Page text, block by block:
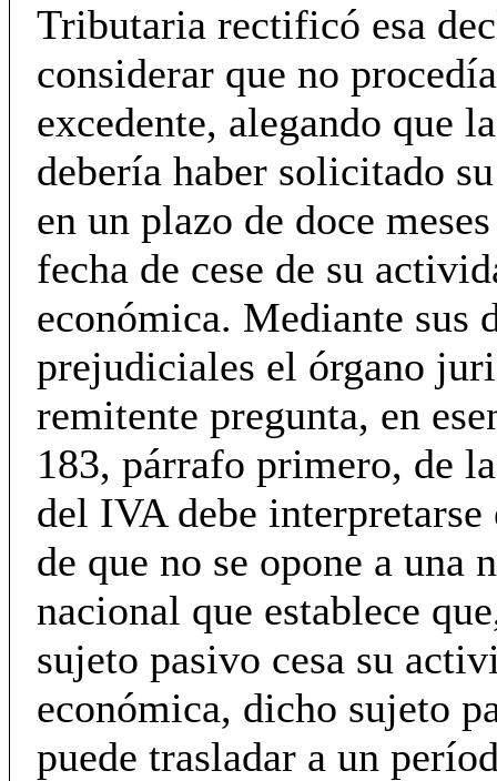
Tributaria rectificó esa
considerar que no
excedente, alegando que
debería haber solicitado
en un plazo de doce
fecha de cese de su
económica. Mediante sus
prejudiciales el órgano
remitente pregunta, en
183, párrafo primero, de
del IVA debe interpretarse
de que no se opone a una
nacional que establece
sujeto pasivo cesa su
económica, dicho sujeto
puede trasladar a un